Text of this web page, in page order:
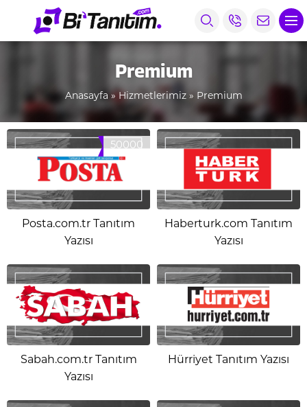
Premium
Anasayfa » Hizmetlerimiz» Premium
50000
Posta.com.tr Tanıtım
Yazısı
Haberturk.com Tanıtım
Yazısı
Sabah.com.tr Tanıtım
Yazısı
Hürriyet Tanıtım Yazısı